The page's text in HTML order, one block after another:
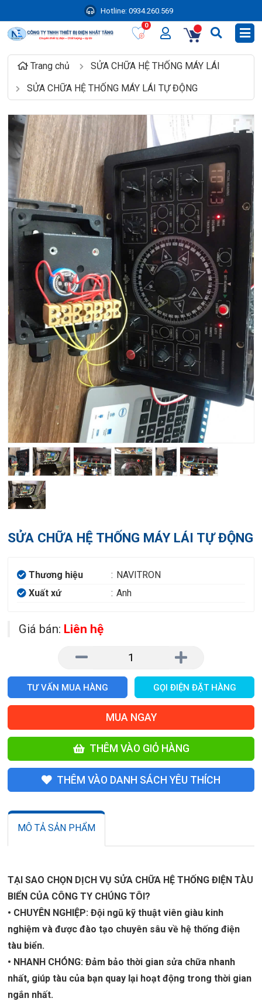
Hotline: 0934.260.569
0
Trang chủ
SỬA CHỮA HỆ THỐNG MÁY LÁI
SỬA CHỮA HỆ THỐNG MÁY LÁI TỰ ĐỘNG
SỬA CHỮA HỆ THỐNG MÁY LÁI TỰ ĐỘNG
Thương hiệu : NAVITRON
Xuất xứ
: Anh
Giá bán: Liên hệ
TƯ VẤN MUA HÀNG GỌI ĐIỆN ĐẶT HÀNG
MUA NGAY
THÊM VÀO GIỎ HÀNG
THÊM VÀO DANH SÁCH YÊU THÍCH
MÔ TẢ SẢN PHẨM
TẠI SAO CHỌN DỊCH VỤ SỬA CHỮA HỆ THỐNG ĐIỆN TÀU
BIỂN CỦA CÔNG TY CHÚNG TÔI?
• CHUYÊN NGHIỆP: Đội ngũ kỹ thuật viên giàu kinh
nghiệm và được đào tạo chuyên sâu về hệ thống điện
tàu biển.
• NHANH CHÓNG: Đảm bảo thời gian sửa chữa nhanh
nhất, giúp tàu của bạn quay lại hoạt động trong thời gian
ngắn nhất.